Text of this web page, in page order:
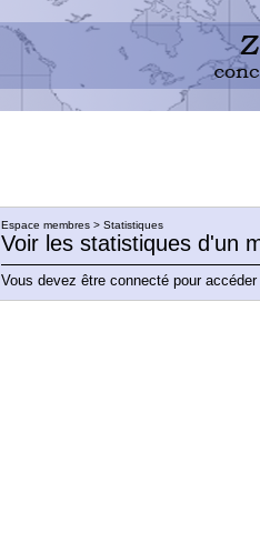
Espace membres > Statistiques
Voir les statistiques d'un
Vous devez être connecté pour